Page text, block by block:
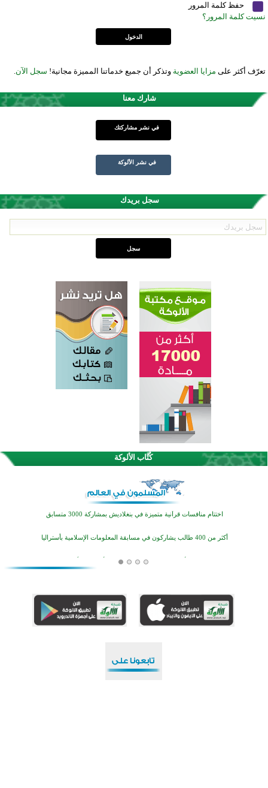
حفظ كلمة المرور
نسيت كلمة المرور؟
تعرّف أكثر على مزايا العضوية وتذكر أن جميع خدماتنا المميزة مجانية! سجل الآن.
شارك معنا
في نشر مشاركتك
في نشر الألوكة
سجل بريدك
كُتَّاب الألوكة
اختتام الدورة التاسعة لمسابقة حفظ وتلاوة القرآن الكريم في أزناكاييف
تيسليتش تختتم برنامجا تعليميا لتعزيز القيم وبناء الشخصية للشباب المسلمين
اختتام منافسات قرآنية متميزة في بنغلاديش بمشاركة 3000 متسابق
أكثر من 400 طالب يشاركون في مسابقة المعلومات الإسلامية بأستراليا
افتتاح تاريخي لأول مسجد في بلييفليا بالجبل الأسود منذ أكثر من قرن
أكبر مشروع إسلامي في ريف أستراليا يفتتح أبوابه بعد سنوات من العمل والعطاء